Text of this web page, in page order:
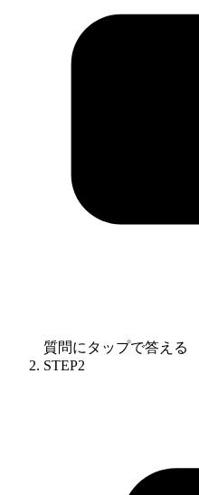
質問にタップで答える
STEP2